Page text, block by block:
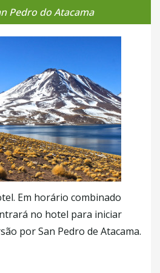
Pedro do Atacama
Em horário combinado
no hotel para iniciar
por San Pedro de Atacama.